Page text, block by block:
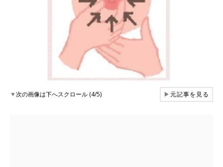
▼次の画像は下へスクロール (4/5) ▶元記事を見る